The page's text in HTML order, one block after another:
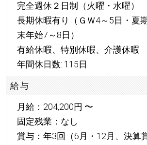
完全週休２日制（火曜・水曜）
長期休暇有り（ＧＷ4～5日・夏
末年始7～8日）
有給休暇、特別休暇、介護休暇
年間休日数: 115日
給与
月給：204,200円 〜
固定残業：なし
賞与：年3回（6月・12月、決算